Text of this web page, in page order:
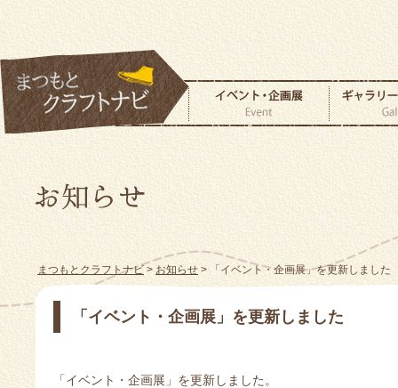
まつもとクラフトナビ>お知らせ> 「イベント・企画展」を更新しました
「イベント・企画展」を更新しました
「イベント・企画展」を更新しました。